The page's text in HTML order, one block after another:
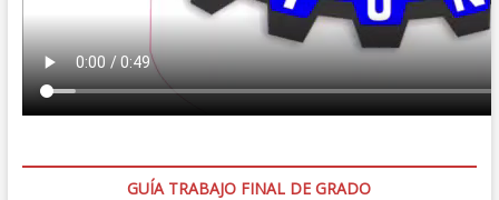
GUÍA TRABAJO FINAL DE GRADO